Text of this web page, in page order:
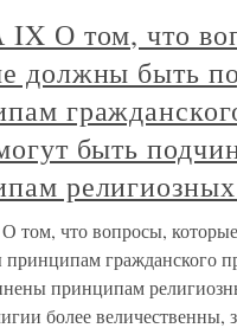
О том, что
должны быть
быть
что вопросы,
гражданского
принципам
более величественны,